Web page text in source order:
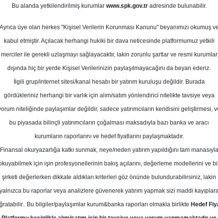
2025
Potansiyeli
Kurum Sayısı
6
5
Salı, 29 Nisan 2025
Kredi Yatırım Hedef Fiyat
AKGRT-Aksigorta için
9,5 TL'ye düşürdü, tavsiyesini "al"
Bu alanda yetkilendirilmiş kurumlar www.spk.gov.tradresinde bulunabilir.
Ayrıca üye olan herkes "Kişisel Verilerin Korunması Kanunu" beyanımızı okumuş ve
kabul etmiştir. Açılacak herhangi hukiki bir dava neticesinde platformumuz yetkili
merciler ile gerekli uzlaşmayı sağlayacaktır, lakin zorunlu şartlar ve resmi kurumlar
dışında hiç bir yerde Kişisel Verilerinizin paylaşılmayacağını da beyan ederiz.
İlgili grup/internet sitesi/kanal hesabı bir yatırım kuruluşu değildir. Burada
gördükleriniz herhangi bir varlık için alım/satım yönlendirici nitelikte tavsiye veya
niteliğinde paylaşımlar değildir, sadece yatırımcıların kendisini geliştirmesi,
bu piyasada bilinçli yatırımcıların çoğalması maksadıyla bazı banka ve aracı
kurumların raporlarını ve hedef fiyatlarını paylaşmaktadır.
Finansal okuryazarlığa katkı sunmak, neye/neden yatırım yapıldığını tam manasıyla
için işin profesyonellerinin bakış açılarını, değerleme modellerini ve
şirketi değerlerken dikkate aldıkları kriterleri göz önünde bulundurabilirsiniz, lakin
yalnızca bu raporlar veya analizlere güvenerek yatırım yapmak sizi maddi
Bu bilgiler/paylaşımlar kurum&banka raporları olmakla birlikte Hedef